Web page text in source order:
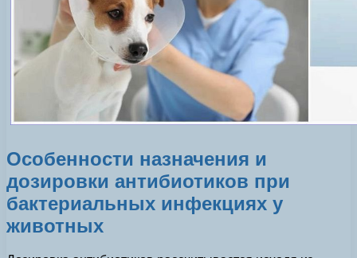
Особенности назначения и
дозировки антибиотиков при
бактериальных инфекциях у
животных